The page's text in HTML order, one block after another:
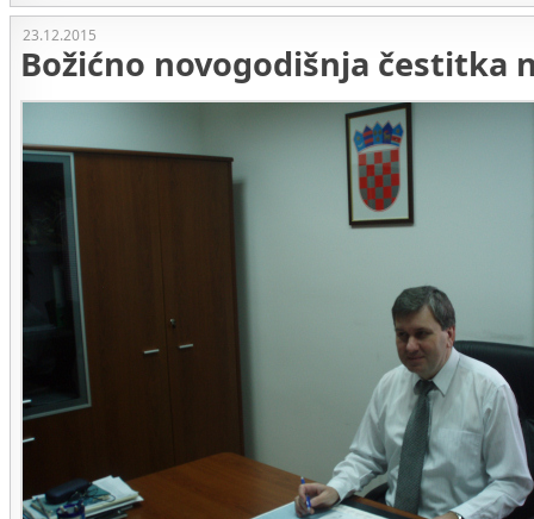
23.12.2015
Božićno novogodišnja čestitka